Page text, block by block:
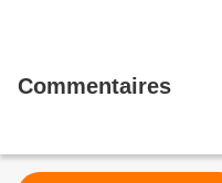
Commentaires